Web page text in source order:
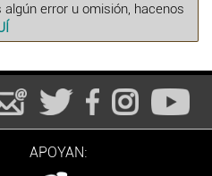
error u omisión, hacenos
APOYAN: